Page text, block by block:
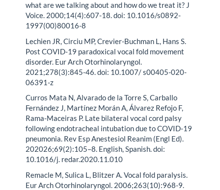
what are we talking about and how do we treat it? J
Voice. 2000;14(4):607-18. doi: 10.1016/s0892-
1997(00)80016-8
Lechien JR, Circiu MP, Crevier-Buchman L, Hans S.
Post COVID-19 paradoxical vocal fold movement
disorder. Eur Arch Otorhinolaryngol.
2021;278(3):845-46. doi: 10.1007/ s00405-020-
06391-z
Curros Mata N, Alvarado de la Torre S, Carballo
Fernández J, Martínez Morán A, Álvarez Refojo F,
Rama-Maceiras P. Late bilateral vocal cord palsy
following endotracheal intubation due to COVID-19
pneumonia. Rev Esp Anestesiol Reanim (Engl Ed).
202026;69(2):105–8. English, Spanish. doi:
10.1016/j. redar.2020.11.010
Remacle M, Sulica L, Blitzer A. Vocal fold paralysis.
Eur Arch Otorhinolaryngol. 2006;263(10):968-9.